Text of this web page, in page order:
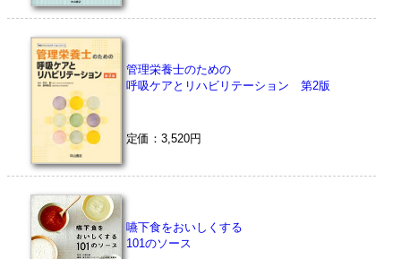
管理栄養士のための
呼吸ケアとリハビリテーション 第2版
定価：3,520円
嚥下食をおいしくする
101のソース